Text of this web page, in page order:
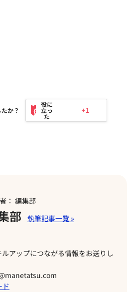
か？ +1
： 編集部
部
アップにつながる情報をお送りし